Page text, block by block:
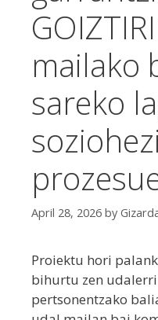
mailako
sareko
April 28, 2026 by
Proiektu hori
bihurtu zen
pertsonentzako